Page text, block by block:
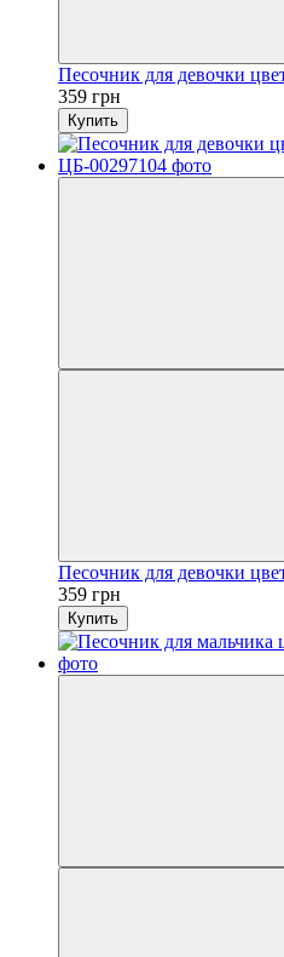
Песочник для девочки
359 грн
Купить
Песочник для девочки
359 грн
Купить